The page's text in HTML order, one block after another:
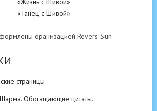
«Танец с Шивой»
оранизацией Revers-Sun
страницы
Обогащающие цитаты.